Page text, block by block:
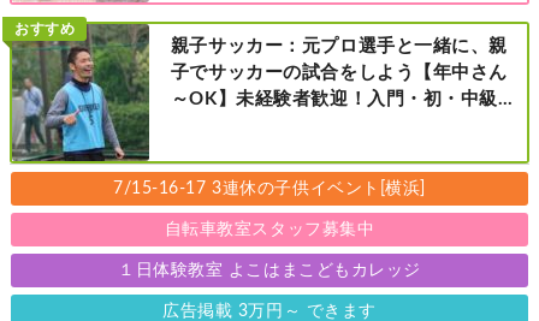
店・町田店・マルイファミリー溝口店］
おすすめ
親子サッカー：元プロ選手と一緒に、親
子でサッカーの試合をしよう【年中さん
～OK】未経験者歓迎！入門・初・中級の
7/15-16-17 3連休の子供イベント[横浜]
自転車教室スタッフ募集中
１日体験教室 よこはまこどもカレッジ
広告掲載 3万円～ できます